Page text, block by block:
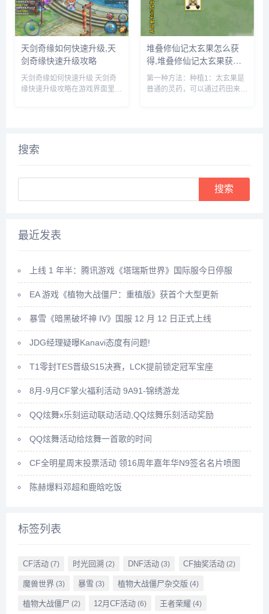
及包含616...
天剑奇缘如何快速升级,天
剑奇缘快速升级攻略
天剑奇缘如何快速升级 天剑奇
缘快速升级攻略在游戏界面里，
悬赏任务，完成这些任务后，就
可以...
堆叠修仙记太玄果怎么获
得,堆叠修仙记太玄果获得
方法
第一种方法：种植1：太玄果是
普通的灵药，可以通过药田来种
搜索
最近发表
上线 1 年半：腾讯游戏《塔瑞斯世界》国际服今日停服
EA 游戏《植物大战僵尸：重植版》获首个大型更新
暴雪《暗黑破坏神 IV》国服 12 月 12 日正式上线
JDG经理疑曝Kanavi态度有问题!
T1零封TES晋级S15决赛，LCK提前锁定冠军宝座
8月-9月CF掌火福利活动 9A91-锦绣游龙
QQ炫舞x乐刻运动联动活动,QQ炫舞乐刻活动奖励
QQ炫舞活动给炫舞一首歌的时间
CF全明星周末投票活动 领16周年嘉年华N9签名名片喷图
陈赫爆料邓超和鹿晗吃饭
标签列表
CF活动(7) 时光回溯 (2) DNF活动 (3) CF抽奖活动 (2)
魔兽世界(3) 暴雪 (3) 植物大战僵尸杂交版 (4)
植物大战僵尸 (2) 12月CF活动(6) 王者荣耀 (4)